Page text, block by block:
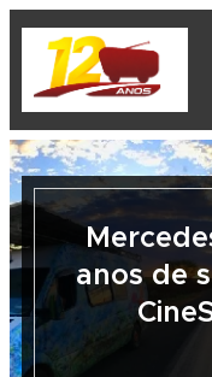
anos de